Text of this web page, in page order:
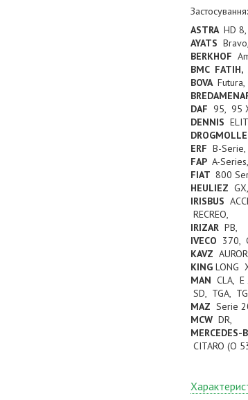
Застосування:
ASTRA HD 8,
AYATS Bravo,
BERKHOF
BMC FATIH,
BOVA
DAF 95, 95
DENNIS
ERF B-
FAP A-
FIAT 800
HEULIEZ GX,
IRISBUS
RECREO,
IRIZAR PB,
IVECO 370,
KAVZ
KING LONG
MAN CLA,
SD, TGA,
MAZ Serie
MCW DR,
MERCEDES-
CITARO (O